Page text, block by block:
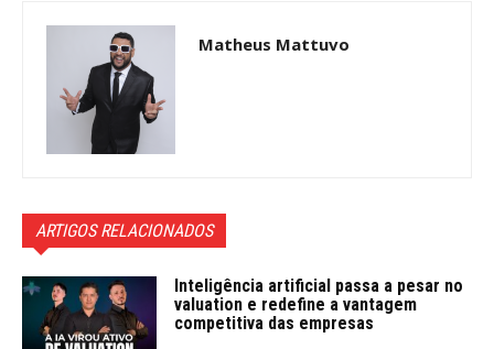
Matheus Mattuvo
ARTIGOS RELACIONADOS
Inteligência artificial passa a pesar no
valuation e redefine a vantagem
competitiva das empresas